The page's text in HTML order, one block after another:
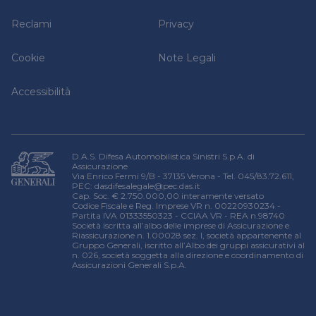
Reclami Privacy
Cookie Note Legali
Accessibilità
D.A.S. Difesa Automobilistica Sinistri S.p.A. di
Assicurazione
Via Enrico Fermi 9/B - 37135 Verona - Tel. 045/83.72.611,
PEC: dasdifesalegale@pec.das.it
Cap. Soc. € 2.750.000,00 interamente versato
Codice Fiscale e Reg. Imprese VR n. 00220930234 -
Partita IVA 01333550323 - CCIAA VR - REA n.98740
Società iscritta all’albo delle imprese di Assicurazione e
Riassicurazione n. 1.00028 sez. I, società appartenente al
Gruppo Generali, iscritto all’Albo dei gruppi assicurativi al
n. 026, società soggetta alla direzione e coordinamento di
Assicurazioni Generali S.p.A.